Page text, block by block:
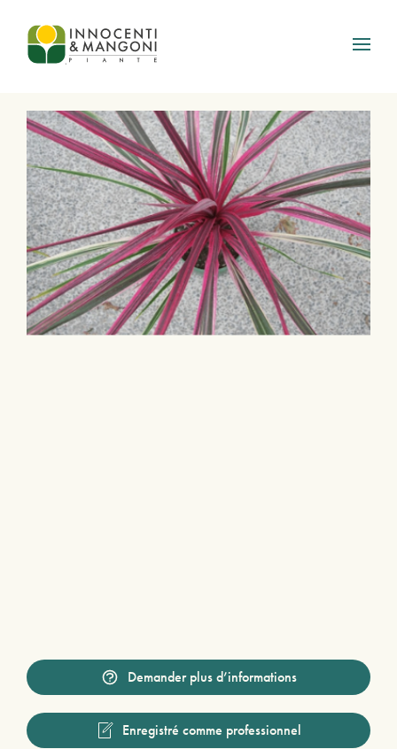
Skip to main content
Demander plus d’informations
Enregistré comme professionnel